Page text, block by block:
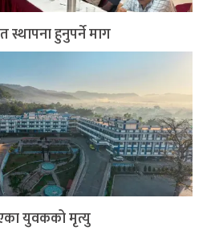
हुनुपर्ने माग
युवकको मृत्यु